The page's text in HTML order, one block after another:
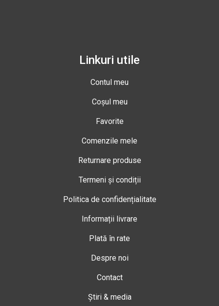
Linkuri utile
Contul meu
Coșul meu
Favorite
Comenzile mele
Returnare produse
Termeni și condiții
Politica de confidențialitate
Informații livrare
Plată în rate
Despre noi
Contact
Știri & media